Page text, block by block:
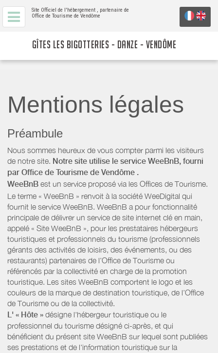
Site Officiel de l'hébergement , partenaire de
Office de Tourisme de Vendôme
GÎTES LES BIGOTTERIES - DANZE - VENDÔME
Mentions légales
Préambule
Nous sommes heureux de vous compter parmi les visiteurs
de notre site. Notre site utilise le service WeeBnB, fourni
par Office de Tourisme de Vendôme .
WeeBnB est un service proposé via les Offices de Tourisme.
Le terme « WeeBnB » renvoit à la société WeeDigital qui
fournit le service WeeBnB. WeeBnB a pour fonctionnalité
principale de délivrer un service de site internet clé en main,
appelé « Site WeeBnB », pour les prestataires hébergeurs
touristiques et professionnels du tourisme (professionnels
gérants des activités de loisirs, des événements, ou des
restaurants) partenaires de l’Office de Tourisme ou
référencés par la collectivité en charge de la promotion
touristique. Les sites WeeBnB comportent le logo et les
couleurs de la marque de destination touristique, de l’Office
de Tourisme ou de la collectivité.
L' « Hôte » désigne l'hébergeur touristique ou le
professionnel du tourisme désigné ci-après, et qui
bénéficient du présent site WeeBnB sur lequel sont publiées
ses prestations et de l'information touristique sur la